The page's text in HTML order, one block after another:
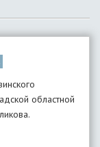
областной